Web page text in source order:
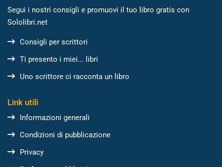
Segui i nostri consigli e promuovi il tuo libro gratis con
Sololibri.net
Consigli per scrittori
Ti presento i miei... libri
Uno scrittore ci racconta un libro
Link utili
Informazioni generali
Condizioni di pubblicazione
Privacy